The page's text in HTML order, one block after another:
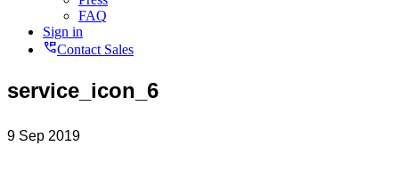
FAQ
Sign in
perm_phone_msgContact Sales
service_icon_6
9 Sep 2019